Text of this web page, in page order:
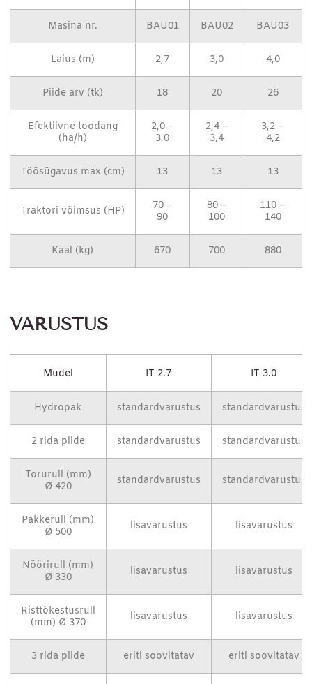
Masina nr. BAU01 BAU02 BAU03
Laius (m) 2,7 3,0 4,0
Piide arv (tk) 18 20 26
Efektiivne toodang
(ha/h)
2,0 –
3,0
2,4 –
3,4
3,2 –
4,2
Töösügavus max (cm) 13 13 13
Traktori võimsus (HP)
70 –
90
80 –
100
110 –
140
Kaal (kg) 670 700 880
VARUSTUS
Mudel IT 2.7 IT 3.0
Hydropak standardvarustus standardvarustus
2 rida piide standardvarustus standardvarustus
Torurull (mm)
Ø 420
standardvarustus standardvarustus
Pakkerull (mm)
Ø 500
lisavarustus lisavarustus
Nöörirull (mm)
Ø 330
lisavarustus lisavarustus
Risttõkestusrull
(mm) Ø 370
lisavarustus lisavarustus
3 rida piide eriti soovitatav eriti soovitatav